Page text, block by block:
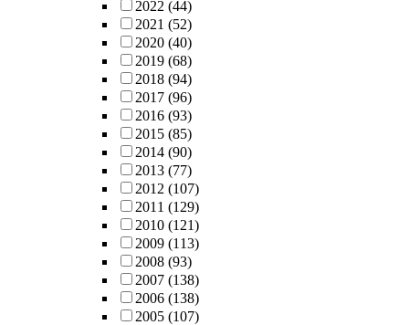
2022 (44)
2021 (52)
2020 (40)
2019 (68)
2018 (94)
2017 (96)
2016 (93)
2015 (85)
2014 (90)
2013 (77)
2012 (107)
2011 (129)
2010 (121)
2009 (113)
2008 (93)
2007 (138)
2006 (138)
2005 (107)